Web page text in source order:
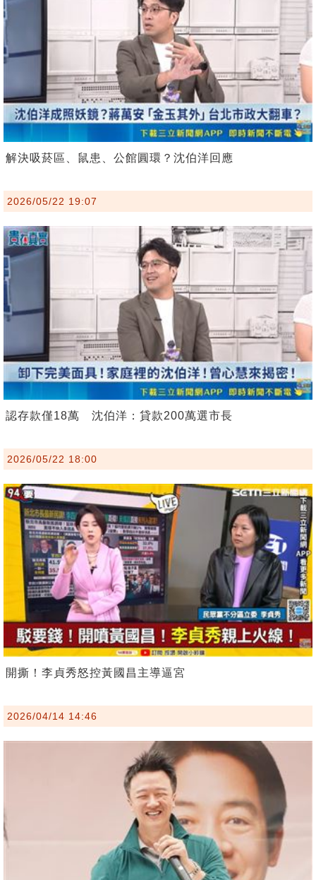
解決吸菸區、鼠患、公館圓環？沈伯洋回應
2026/05/22 19:07
認存款僅18萬 沈伯洋：貸款200萬選市長
2026/05/22 18:00
開撕！李貞秀怒控黃國昌主導逼宮
2026/04/14 14:46